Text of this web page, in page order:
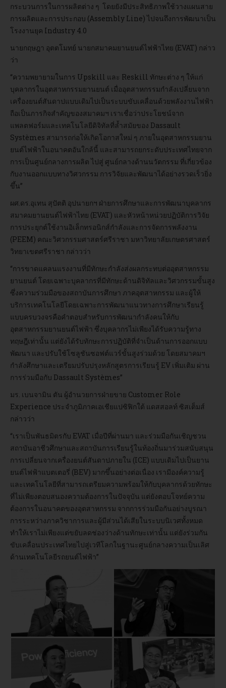
กระบวนการในการผลิตต่าง ๆ โดยยังมีประสิทธิภาพใช้วางแผนสาย
การผลิตและการประกอบ (Assembly Line) ไปจนถึงการพัฒนาเป็น
โรงงานยุค Industry 4.0
นายกฤษฎา อุตตโมทย์ นายกสมาคมยานยนต์ไฟฟ้าไทย (EVAT) กล่าว
ว่า
“ความพยายามในการ Upskill และ Reskill ทักษะต่าง ๆ ให้แก่
บุคลากรในอุตสาหกรรมยานยนต์ เมื่ออุตสาหกรรมกำลังเปลี่ยนจาก
เครื่องยนต์สันดาปแบบเดิมไปเป็นระบบขับเคลื่อนด้วยพลังงานไฟฟ้า
ถือเป็นภารกิจสำคัญของสมาคมฯ เราเชื่อว่าประโยชน์จาก
แพลตฟอร์มและเทคโนโลยีดิจิทัลที่ล้ำสมัยของ Dassault
Systèmes สามารถก่อให้เกิดโอกาสใหม่ ๆ ภายในอุตสาหกรรมยาน
ยนต์ไฟฟ้าในอนาคตอันใกล้นี้ และสามารถยกระดับประเทศไทยจาก
การเป็นศูนย์กลางการผลิต ไปสู่ ศูนย์กลางด้านนวัตกรรม ที่เกี่ยวข้อง
กับงานออกแบบทางวิศวกรรม การวิจัยและพัฒนาได้อย่างรวดเร็วยิ่ง
ขึ้น”
ผศ.ดร.อุเทน สุปัตติ อุปนายกฯ ฝ่ายการศึกษาและการพัฒนาบุคลากร
สมาคมยานยนต์ไฟฟ้าไทย (EVAT) และหัวหน้าหน่วยปฏิบัติการวิจัย
การประยุกต์ใช้งานอิเล็กทรอนิกส์กำลังและการจัดการพลังงาน
(PEEM) คณะวิศวกรรมศาสตร์ศรีราชา มหาวิทยาลัยเกษตรศาสตร์
วิทยาเขตศรีราชา กล่าวว่า
“การขาดแคลนแรงงานที่มีทักษะกำลังส่งผลกระทบต่ออุตสาหกรรม
ยานยนต์ โดยเฉพาะบุคลากรที่มีทักษะด้านดิจิทัลและวิศวกรรมขั้นสูง
ซึ่งความร่วมมือของสถาบันการศึกษา ภาคอุตสาหกรรม และผู้ให้
บริการเทคโนโลยีโดยเฉพาะการพัฒนาแนวทางการศึกษาเรียนรู้
แบบครบวงจรคือคำตอบสำหรับการพัฒนากำลังคนให้กับ
อุตสาหกรรมยานยนต์ไฟฟ้า ซึ่งบุคลากรไม่เพียงได้รับความรู้ทาง
ทฤษฎีเท่านั้น แต่ยังได้รับทักษะการปฏิบัติที่จำเป็นด้านการออกแบบ
พัฒนา และปรับใช้โซลูชันซอฟต์แวร์ขั้นสูงร่วมด้วย โดยสมาคมฯ
กำลังศึกษาและเตรียมปรับปรุงหลักสูตรการเรียนรู้ EV เพิ่มเติม ผ่าน
การร่วมมือกับ Dassault Systèmes”
มร. เบนจามิน ตัน ผู้อำนวยการฝ่ายขาย Customer Role
Experience ประจำภูมิภาคเอเชียแปซิฟิกใต้ แดสสอลท์ ซิสเต็มส์
กล่าวว่า
“เราเป็นพันธมิตรกับ EVAT เมื่อปีที่ผ่านมา และร่วมมือกันเชิญชวน
สถาบันอาชีวศึกษาและสถาบันการเรียนรู้ในท้องถิ่นมาร่วมสนับสนุน
การเปลี่ยนจากเครื่องยนต์สันดาปภายใน (ICE) แบบเดิมไปเป็นยาน
ยนต์ไฟฟ้าแบตเตอรี่ (BEV) มากขึ้นอย่างต่อเนื่อง เรามีองค์ความรู้
และเทคโนโลยีที่สามารถเตรียมความพร้อมให้กับบุคลากรด้วยทักษะ
ที่ไม่เพียงตอบสนองความต้องการในปัจจุบัน แต่ยังตอบโจทย์ความ
ต้องการในอนาคตของอุตสาหกรรม จากการร่วมมือกันอย่างบูรณา
การระหว่างภาควิชาการและผู้มีส่วนได้เสียในระบบนิเวศทั้งหมด
ทำให้เราไม่เพียงแต่ขยับลดช่องว่างด้านทักษะเท่านั้น แต่ยังร่วมกัน
ขับเคลื่อนประเทศไทยไปสู่เวทีโลกในฐานะศูนย์กลางความเป็นเลิศ
ด้านเทคโนโลยีรถยนต์ไฟฟ้า”